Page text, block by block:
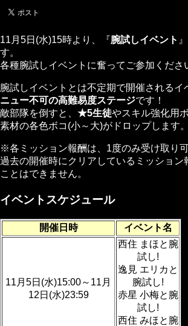
11月5日(水)15時より、『腕試しイベント
す。
各種腕試しイベントに奮ってご参加くださ
腕試しイベントとは不定期で開催されるイ
ニュー不可の高難易度ステージです！
敵部隊を倒すと、 ★5生徒やスキル強化用
素材の各色ボコ(小～大)がドロップします。
※各ミッション報酬は、1度のみ受け取り可
過去の開催時にクリアしているミッション
ことはできません。
イベントスケジュール
開催日時 イベント名
11月5日(水)15:00～11月
12日(水)23:59
西住 まほと腕
試し!
逸見 エリカと
腕試し!
赤星 小梅と腕
試し!
西住 みほと腕